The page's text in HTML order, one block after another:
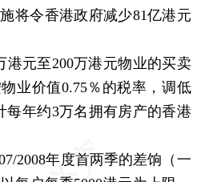
将令香港政府减少81亿港元
元至200万港元物业的买卖
业价值0.75％的税率，调低
每年约3万名拥有房产的香港
年度首两季的差饷（一